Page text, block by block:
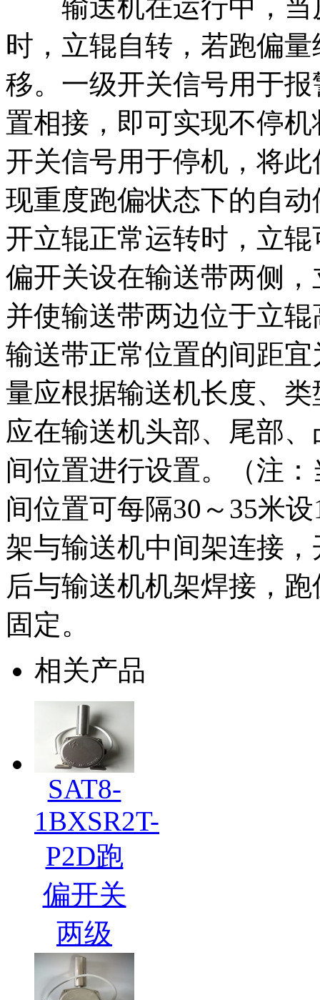
输送机在运行中，当
时，立辊自转，若跑偏
移。一级开关信号用于
置相接，即可实现不停
开关信号用于停机，将
现重度跑偏状态下的自
开立辊正常运转时，立
偏开关设在输送带两侧
并使输送带两边位于立
输送带正常位置的间距宜
量应根据输送机长度、
应在输送机头部、尾部
间位置进行设置。（注
间位置可每隔30～35米
架与输送机中间架连接
后与输送机机架焊接，
固定。
相关产品
SAT8-
1BXSR2T-
P2D跑
偏开关
两级